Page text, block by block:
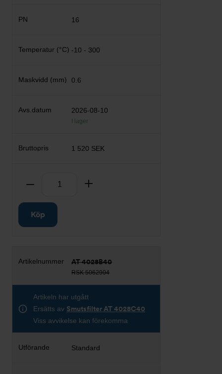
16
-10 - 300
0.6
2026-08-10
I lager
1 520 SEK
Ta bort
Köp
AT 4028B40
RSK 5062904
Artikeln har utgått
Ersätts av Smutsfilter AT 4028C40
Viss avvikelse kan förekomma
Standard